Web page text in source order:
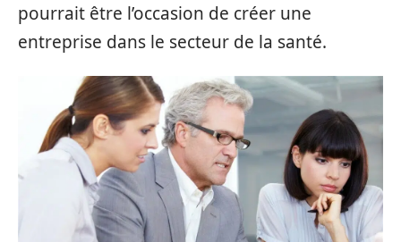
pourrait être l’occasion de créer une
entreprise dans le secteur de la santé.